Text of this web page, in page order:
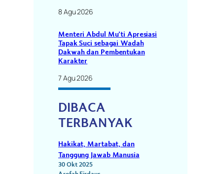
8 Agu 2026
Menteri Abdul Mu’ti Apresiasi
Tapak Suci sebagai Wadah
Dakwah dan Pembentukan
Karakter
7 Agu 2026
DIBACA
TERBANYAK
Hakikat, Martabat, dan
Tanggung Jawab Manusia
30 Okt 2025